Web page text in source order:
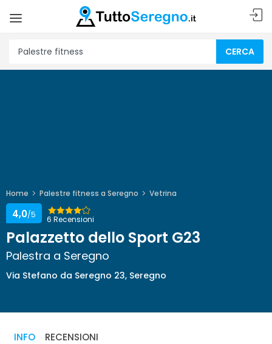
CERCA
Home Palestre fitness a Seregno Vetrina
6 Recensioni
4,0/5
Palazzetto dello Sport G23
Palestra a Seregno
Via Stefano da Seregno 23, Seregno
INFO RECENSIONI